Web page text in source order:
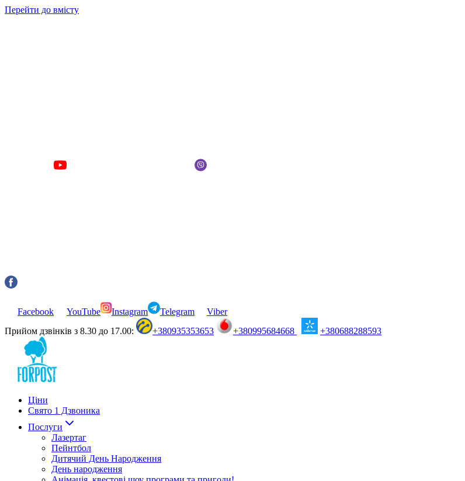
Перейти до вмісту
Facebook YouTube Instagram Telegram
Viber
Прийом дзвінків з 8.30 до 17.00:
+380935353653 +380995684668 +380688288593
Ціни
Свято 1 Дзвоника
Послуги
Лазертаг
Пейнтбол
Дитячий День Народження
День народження